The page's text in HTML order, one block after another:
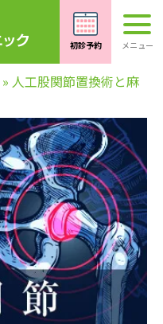
» 人工股関節置換術と麻